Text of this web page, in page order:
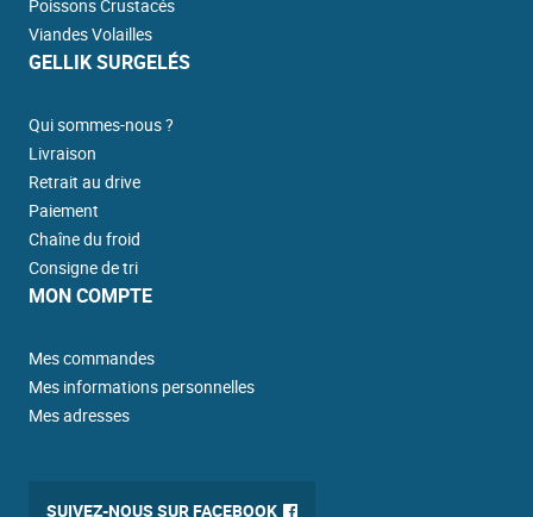
Poissons Crustacés
Viandes Volailles
GELLIK SURGELÉS
Qui sommes-nous ?
Livraison
Retrait au drive
Paiement
Chaîne du froid
Consigne de tri
MON COMPTE
Mes commandes
Mes informations personnelles
Mes adresses
SUIVEZ-NOUS SUR FACEBOOK